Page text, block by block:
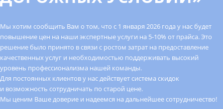
Мы хотим сообщить Вам о том, что с 1 января 2026 года у нас будет
повышение цен на наши экспертные услуги на 5-10% от прайса. Это
решение было принято в связи с ростом затрат на предоставление
качественных услуг и необходимостью поддерживать высокий
уровень профессионализма нашей команды.
Для постоянных клиентов у нас действует система скидок
и возможность сотрудничать по старой цене.
Мы ценим Ваше доверие и надеемся на дальнейшее сотрудничество!